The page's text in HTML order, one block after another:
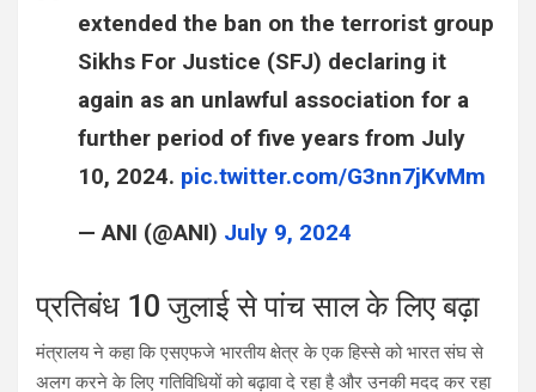
extended the ban on the terrorist group
Sikhs For Justice (SFJ) declaring it
again as an unlawful association for a
further period of five years from July
10, 2024. pic.twitter.com/G3nn7jKvMm
— ANI (@ANI) July 9, 2024
प्रतिबंध 10 जुलाई से पांच साल के लिए बढ़ा
मंत्रालय ने कहा कि एसएफजे भारतीय क्षेत्र के एक हिस्से को भारत संघ से
अलग करने के लिए गतिविधियों को बढ़ावा दे रहा है और उनकी मदद कर रहा